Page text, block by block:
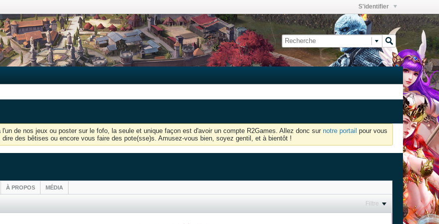
S'identifier
de nos jeux ou poster sur le fofo, la seule et unique façon est d'avoir un compte R2Games. Allez donc sur notre portail pour vous
des bêtises ou encore vous faire des pote(sse)s. Amusez-vous bien, soyez gentil, et à bientôt !
À PROPOS MÉDIA
Filtre